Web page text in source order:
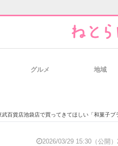
グルメ 地域
池袋店で買ってきてほしい「和菓子ブランド」ランキングTOP24！ 第
2026/03/29 15:30（公開）